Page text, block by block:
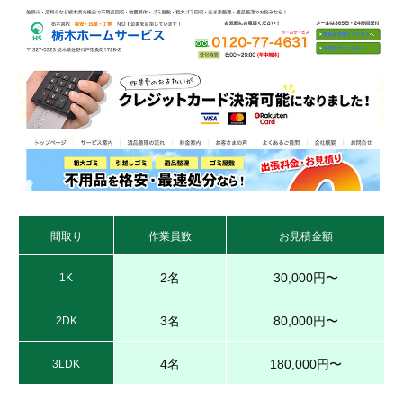
間取り 作業員数 お見積金額
1K 2名 30,000円〜
2DK 3名 80,000円〜
3LDK 4名 180,000円〜